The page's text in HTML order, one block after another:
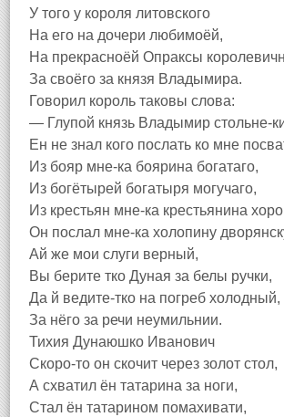
У того у короля литовского
На его на дочери любимоёй,
На прекрасноёй Опраксы
За своёго за князя Владымира.
Говорил король таковы слова:
— Глупой князь Владымир стольне-
Ен не знал кого послать ко мне
Из бояр мне-ка боярина богатаго,
Из богётырей богатыря могучаго,
Из крестьян мне-ка крестьянина
Он послал мне-ка холопину
Ай же мои слуги верный,
Вы берите тко Дуная за белы ручки,
Да й ведите-тко на погреб холодный,
За нёго за речи неумильнии.
Тихия Дунаюшко Иванович
Скоро-то он скочит через золот стол,
А схватил ён татарина за ноги,
Стал ён татарином помахивати,